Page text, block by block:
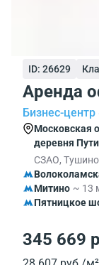
ID: 26629
Аренда
Бизнес-центр
Московская
деревня
СЗАО,
Митино ~ 13
Пятницкое
345 669